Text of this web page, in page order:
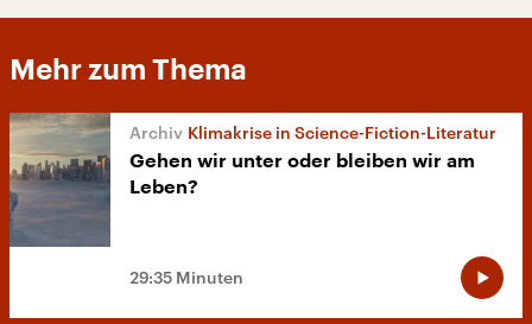
Mehr zum Thema
Klimakrise in Science-Fiction-Literatur
Gehen wir unter oder bleiben wir am
Leben?
29:35 Minuten